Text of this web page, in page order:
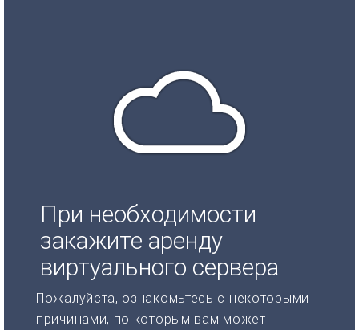
При необходимости
закажите аренду
виртуального сервера
Пожалуйста, ознакомьтесь с некоторыми
причинами, по которым вам может